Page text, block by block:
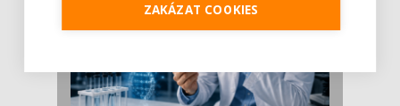
ZAKÁZAT COOKIES